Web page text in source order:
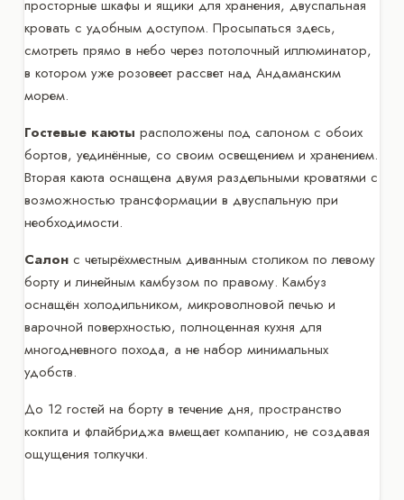
просторные шкафы и ящики для хранения, двуспальная
кровать с удобным доступом. Просыпаться здесь,
смотреть прямо в небо через потолочный иллюминатор,
в котором уже розовеет рассвет над Андаманским
морем.
Гостевые каюты расположены под салоном с обоих
бортов, уединённые, со своим освещением и хранением.
Вторая каюта оснащена двумя раздельными кроватями с
возможностью трансформации в двуспальную при
необходимости.
Салон с четырёхместным диванным столиком по левому
борту и линейным камбузом по правому. Камбуз
оснащён холодильником, микроволновой печью и
варочной поверхностью, полноценная кухня для
многодневного похода, а не набор минимальных
удобств.
До 12 гостей на борту в течение дня, пространство
кокпита и флайбриджа вмещает компанию, не создавая
ощущения толкучки.